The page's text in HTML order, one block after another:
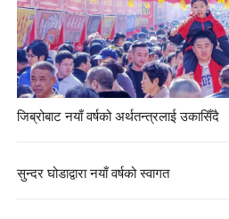
जिब्रोबाट नयाँ वर्षको अर्थतन्त्रलाई उकासिँदै
सुन्दर घोडाद्वारा नयाँ वर्षको स्वागत